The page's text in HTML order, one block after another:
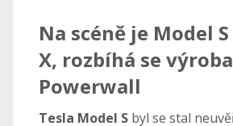
Na scéně je Model
X, rozbíhá se výroba
Powerwall
Tesla Model S byl se stal